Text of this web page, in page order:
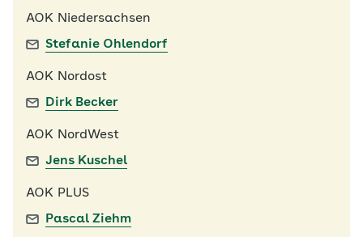
AOK Niedersachsen
Stefanie Ohlendorf
AOK Nordost
Dirk Becker
AOK NordWest
Jens Kuschel
AOK PLUS
Pascal Ziehm